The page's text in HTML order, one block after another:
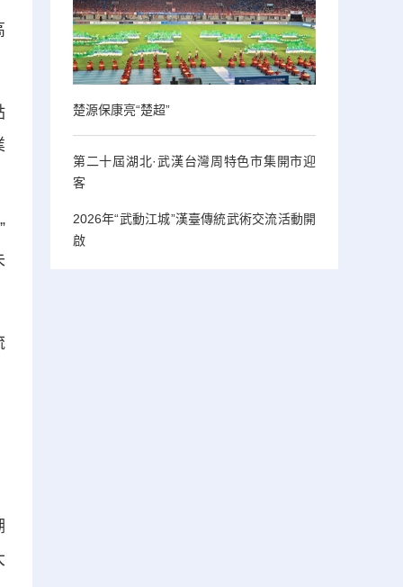
楚源保康亮“楚超”
第二十屆湖北·武漢台灣周特色市集開市迎
客
2026年“武動江城”漢臺傳統武術交流活動開
啟